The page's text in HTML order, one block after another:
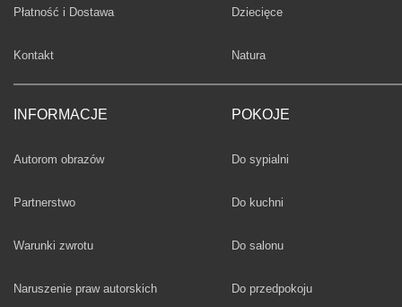
Płatność i Dostawa
Kontakt
INFORMACJE
Autorom obrazów
Partnerstwo
Warunki zwrotu
Naruszenie praw autorskich
Fototapety
Dziecięce
Fototapety
Natura
POKOJE
Fototapety
Do sypialni
Fototapety
Do kuchni
Fototapety
Do salonu
Fototapety
Do przedpokoju